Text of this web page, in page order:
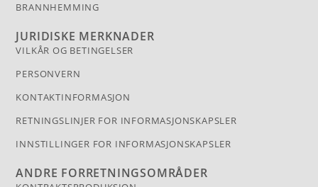
BRANNHEMMING
JURIDISKE MERKNADER
VILKÅR OG BETINGELSER
PERSONVERN
KONTAKTINFORMASJON
RETNINGSLINJER FOR INFORMASJONSKAPSLER
INNSTILLINGER FOR INFORMASJONSKAPSLER
ANDRE FORRETNINGSOMRÅDER